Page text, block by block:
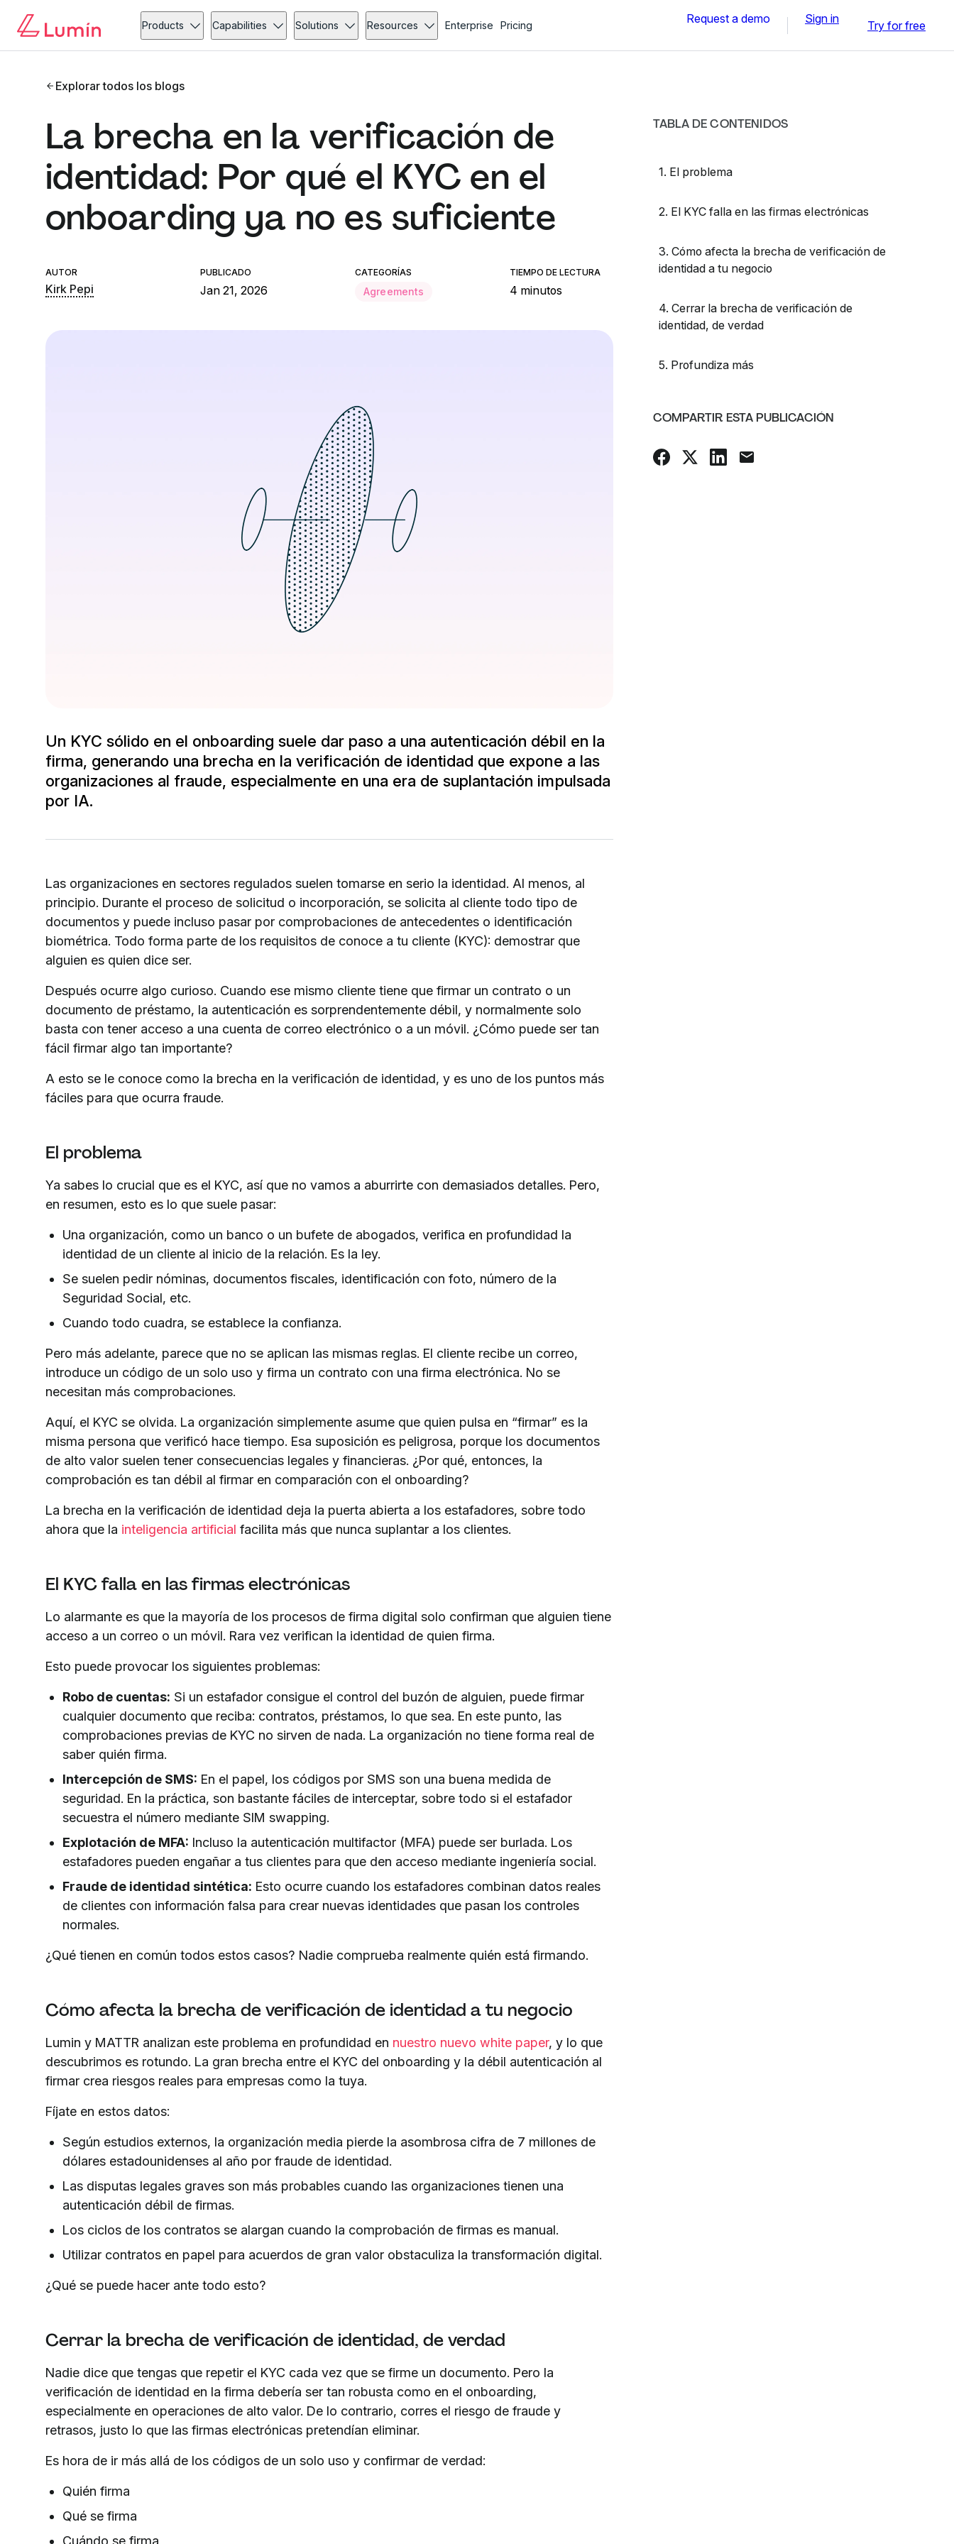
Products Capabilities Solutions Resources Enterprise Pricing Request a demo Sign in Try for free
Explorar todos los blogs
La brecha en la verificación de
identidad: Por qué el KYC en el
onboarding ya no es suficiente
AUTOR
Kirk Pepi
PUBLICADO
Jan 21, 2026
CATEGORÍAS
Agreements
TIEMPO DE LECTURA
4 minutos
Un KYC sólido en el onboarding suele dar paso a una autenticación débil en la
firma, generando una brecha en la verificación de identidad que expone a las
organizaciones al fraude, especialmente en una era de suplantación impulsada
por IA.
TABLA DE CONTENIDOS
1. El problema
2. El KYC falla en las firmas electrónicas
3. Cómo afecta la brecha de verificación de
identidad a tu negocio
4. Cerrar la brecha de verificación de
identidad, de verdad
5. Profundiza más
COMPARTIR ESTA PUBLICACIÓN
Las organizaciones en sectores regulados suelen tomarse en serio la identidad. Al menos, al
principio. Durante el proceso de solicitud o incorporación, se solicita al cliente todo tipo de
documentos y puede incluso pasar por comprobaciones de antecedentes o identificación
biométrica. Todo forma parte de los requisitos de conoce a tu cliente (KYC): demostrar que
alguien es quien dice ser.
Después ocurre algo curioso. Cuando ese mismo cliente tiene que firmar un contrato o un
documento de préstamo, la autenticación es sorprendentemente débil, y normalmente solo
basta con tener acceso a una cuenta de correo electrónico o a un móvil. ¿Cómo puede ser tan
fácil firmar algo tan importante?
A esto se le conoce como la brecha en la verificación de identidad, y es uno de los puntos más
fáciles para que ocurra fraude.
El problema
Ya sabes lo crucial que es el KYC, así que no vamos a aburrirte con demasiados detalles. Pero,
en resumen, esto es lo que suele pasar:
Una organización, como un banco o un bufete de abogados, verifica en profundidad la
identidad de un cliente al inicio de la relación. Es la ley.
Se suelen pedir nóminas, documentos fiscales, identificación con foto, número de la
Seguridad Social, etc.
Cuando todo cuadra, se establece la confianza.
Pero más adelante, parece que no se aplican las mismas reglas. El cliente recibe un correo,
introduce un código de un solo uso y firma un contrato con una firma electrónica. No se
necesitan más comprobaciones.
Aquí, el KYC se olvida. La organización simplemente asume que quien pulsa en “firmar” es la
misma persona que verificó hace tiempo. Esa suposición es peligrosa, porque los documentos
de alto valor suelen tener consecuencias legales y financieras. ¿Por qué, entonces, la
comprobación es tan débil al firmar en comparación con el onboarding?
La brecha en la verificación de identidad deja la puerta abierta a los estafadores, sobre todo
ahora que la inteligencia artificial facilita más que nunca suplantar a los clientes.
El KYC falla en las firmas electrónicas
Lo alarmante es que la mayoría de los procesos de firma digital solo confirman que alguien tiene
acceso a un correo o un móvil. Rara vez verifican la identidad de quien firma.
Esto puede provocar los siguientes problemas:
Robo de cuentas: Si un estafador consigue el control del buzón de alguien, puede firmar
cualquier documento que reciba: contratos, préstamos, lo que sea. En este punto, las
comprobaciones previas de KYC no sirven de nada. La organización no tiene forma real de
saber quién firma.
Intercepción de SMS: En el papel, los códigos por SMS son una buena medida de
seguridad. En la práctica, son bastante fáciles de interceptar, sobre todo si el estafador
secuestra el número mediante SIM swapping.
Explotación de MFA: Incluso la autenticación multifactor (MFA) puede ser burlada. Los
estafadores pueden engañar a tus clientes para que den acceso mediante ingeniería social.
Fraude de identidad sintética: Esto ocurre cuando los estafadores combinan datos reales
de clientes con información falsa para crear nuevas identidades que pasan los controles
normales.
¿Qué tienen en común todos estos casos? Nadie comprueba realmente quién está firmando.
Cómo afecta la brecha de verificación de identidad a tu negocio
Lumin y MATTR analizan este problema en profundidad en nuestro nuevo white paper, y lo que
descubrimos es rotundo. La gran brecha entre el KYC del onboarding y la débil autenticación al
firmar crea riesgos reales para empresas como la tuya.
Fíjate en estos datos:
Según estudios externos, la organización media pierde la asombrosa cifra de 7 millones de
dólares estadounidenses al año por fraude de identidad.
Las disputas legales graves son más probables cuando las organizaciones tienen una
autenticación débil de firmas.
Los ciclos de los contratos se alargan cuando la comprobación de firmas es manual.
Utilizar contratos en papel para acuerdos de gran valor obstaculiza la transformación digital.
¿Qué se puede hacer ante todo esto?
Cerrar la brecha de verificación de identidad, de verdad
Nadie dice que tengas que repetir el KYC cada vez que se firme un documento. Pero la
verificación de identidad en la firma debería ser tan robusta como en el onboarding,
especialmente en operaciones de alto valor. De lo contrario, corres el riesgo de fraude y
retrasos, justo lo que las firmas electrónicas pretendían eliminar.
Es hora de ir más allá de los códigos de un solo uso y confirmar de verdad:
Quién firma
Qué se firma
Cuándo se firma